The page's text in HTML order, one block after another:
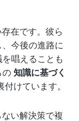
在です。彼ら
今後の進路に
唱えることも
の 知識に基づく
けています。
い解決策で複